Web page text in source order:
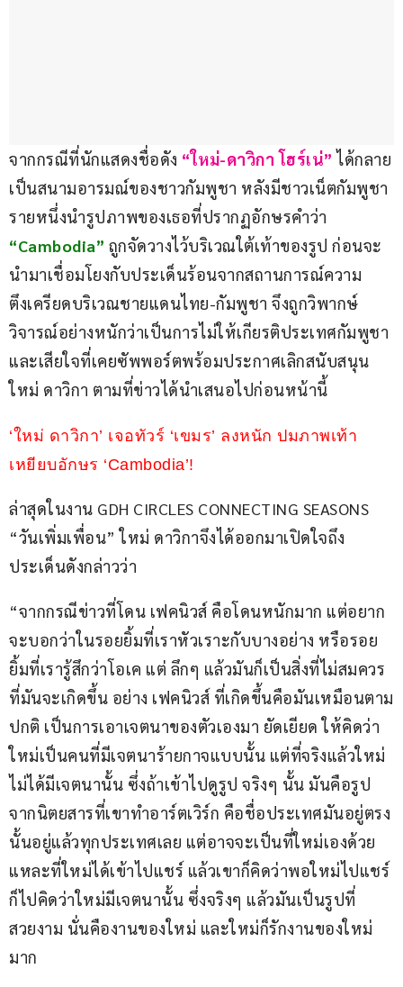
จากกรณีที่นักแสดงชื่อดัง “ใหม่-ดาวิกา โฮร์เน่” ได้กลาย
เป็นสนามอารมณ์ของชาวกัมพูชา หลังมีชาวเน็ตกัมพูชา
รายหนึ่งนำรูปภาพของเธอที่ปรากฏอักษรคำว่า
“Cambodia” ถูกจัดวางไว้บริเวณใต้เท้าของรูป ก่อนจะ
นำมาเชื่อมโยงกับประเด็นร้อนจากสถานการณ์ความ
ตึงเครียดบริเวณชายแดนไทย-กัมพูชา จึงถูกวิพากษ์
วิจารณ์อย่างหนักว่าเป็นการไม่ให้เกียรติประเทศกัมพูชา
และเสียใจที่เคยซัพพอร์ตพร้อมประกาศเลิกสนับสนุน
ใหม่ ดาวิกา ตามที่ข่าวได้นำเสนอไปก่อนหน้านี้
‘ใหม่ ดาวิกา’ เจอทัวร์ ‘เขมร’ ลงหนัก ปมภาพเท้า
เหยียบอักษร ‘Cambodia’!
ล่าสุดในงาน GDH CIRCLES CONNECTING SEASONS
“วันเพิ่มเพื่อน” ใหม่ ดาวิกาจึงได้ออกมาเปิดใจถึง
ประเด็นดังกล่าวว่า
“จากกรณีข่าวที่โดน เฟคนิวส์ คือโดนหนักมาก แต่อยาก
จะบอกว่าในรอยยิ้มที่เราหัวเราะกับบางอย่าง หรือรอย
ยิ้มที่เรารู้สึกว่าโอเค แต่ ลึกๆ แล้วมันก็เป็นสิ่งที่ไม่สมควร
ที่มันจะเกิดขึ้น อย่าง เฟคนิวส์ ที่เกิดขึ้นคือมันเหมือนตาม
ปกติ เป็นการเอาเจตนาของตัวเองมา ยัดเยียด ให้คิดว่า
ใหม่เป็นคนที่มีเจตนาร้ายกาจแบบนั้น แต่ที่จริงแล้วใหม่
ไม่ได้มีเจตนานั้น ซึ่งถ้าเข้าไปดูรูป จริงๆ นั้น มันคือรูป
จากนิตยสารที่เขาทำอาร์ตเวิร์ก คือชื่อประเทศมันอยู่ตรง
นั้นอยู่แล้วทุกประเทศเลย แต่อาจจะเป็นที่ใหม่เองด้วย
แหละที่ใหม่ได้เข้าไปแชร์ แล้วเขาก็คิดว่าพอใหม่ไปแชร์
ก็ไปคิดว่าใหม่มีเจตนานั้น ซึ่งจริงๆ แล้วมันเป็นรูปที่
สวยงาม นั่นคืองานของใหม่ และใหม่ก็รักงานของใหม่
มาก